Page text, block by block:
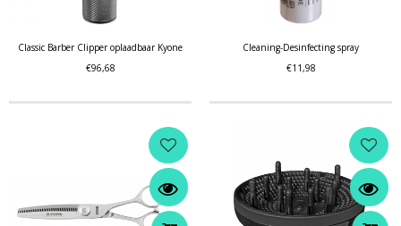
Classic Barber Clipper oplaadbaar Kyone
€96,68
Cleaning-Desinfecting spray
€11,98